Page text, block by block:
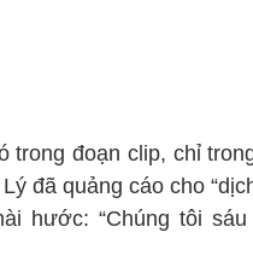
trong đoạn clip, chỉ
đã quảng cáo cho
hước: “Chúng tôi